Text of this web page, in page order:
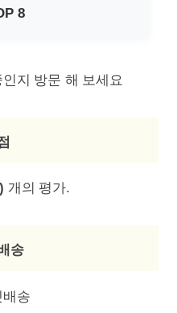
8
지 방문 해 보세요
개의 평가.
송